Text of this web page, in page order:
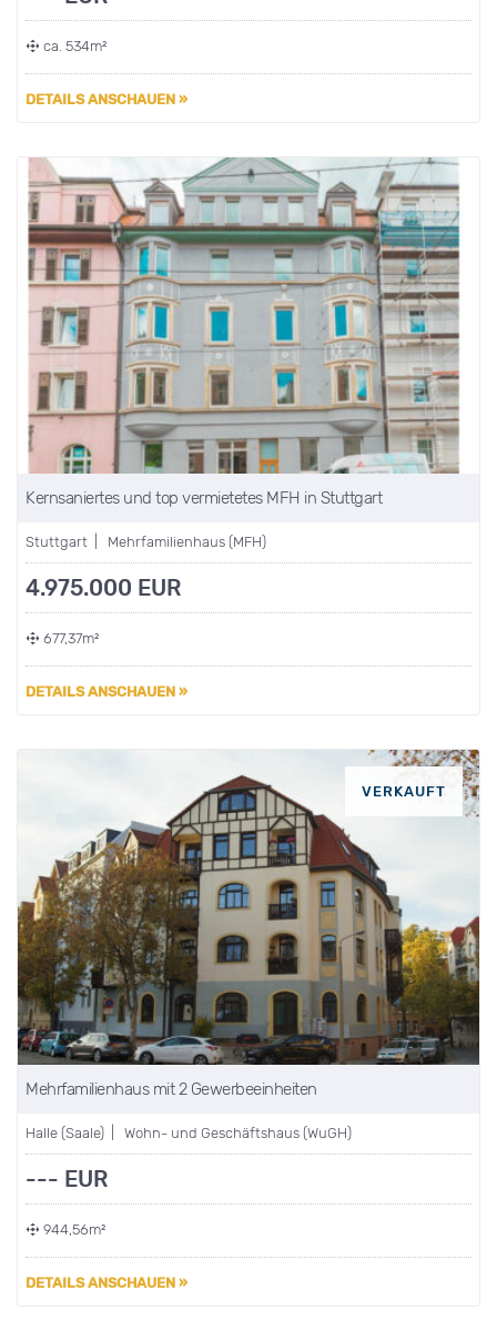
ca. 534m²
DETAILS ANSCHAUEN »
Kernsaniertes und top vermietetes MFH in Stuttgart
Stuttgart | Mehrfamilienhaus (MFH)
4.975.000 EUR
677,37m²
DETAILS ANSCHAUEN »
VERKAUFT
Mehrfamilienhaus mit 2 Gewerbeeinheiten
Halle (Saale) | Wohn- und Geschäftshaus (WuGH)
--- EUR
944,56m²
DETAILS ANSCHAUEN »